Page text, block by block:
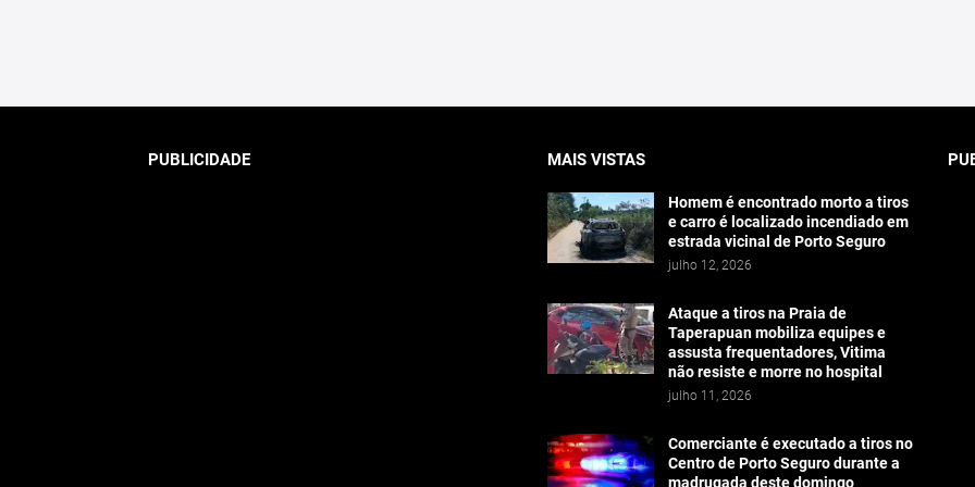
PUBLICIDADE MAIS VISTAS
Homem é encontrado morto a tiros
e carro é localizado incendiado em
estrada vicinal de Porto Seguro
julho 12, 2026
Ataque a tiros na Praia de
Taperapuan mobiliza equipes e
assusta frequentadores, Vitima
não resiste e morre no hospital
julho 11, 2026
Comerciante é executado a tiros no
Centro de Porto Seguro durante a
madrugada deste domingo